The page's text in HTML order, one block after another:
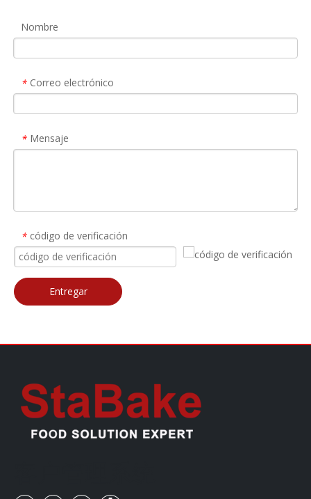
Nombre
* Correo electrónico
* Mensaje
* código de verificación
Entregar